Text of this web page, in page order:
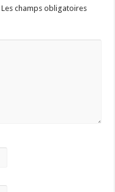
Les champs obligatoires